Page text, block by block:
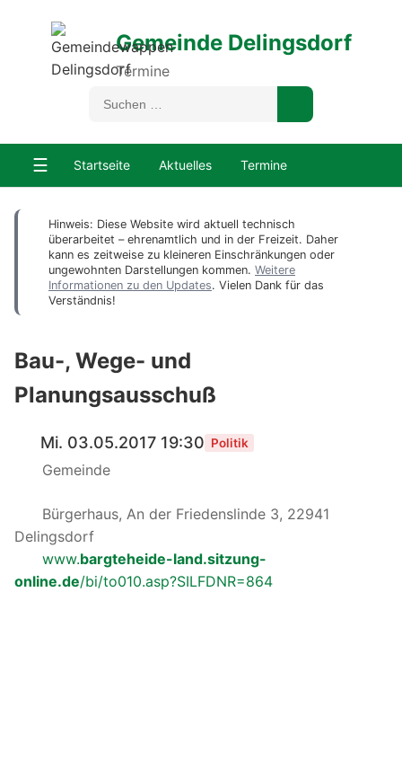
Gemeinde Delingsdorf
Termine
☰ Startseite Aktuelles Termine
Hinweis: Diese Website wird aktuell technisch
überarbeitet – ehrenamtlich und in der Freizeit. Daher
kann es zeitweise zu kleineren Einschränkungen oder
ungewohnten Darstellungen kommen. Weitere
Informationen zu den Updates. Vielen Dank für das
Verständnis!
Bau-, Wege- und
Planungsausschuß
Mi. 03.05.2017 19:30 Politik
Gemeinde
Bürgerhaus, An der Friedenslinde 3, 22941
Delingsdorf
www.bargteheide-land.sitzung-
online.de/bi/to010.asp?SILFDNR=864